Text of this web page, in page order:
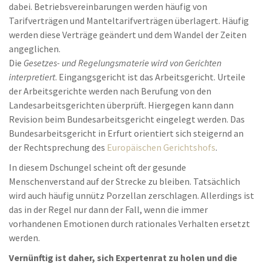
dabei. Betriebsvereinbarungen werden häufig von
Tarifverträgen und Manteltarifverträgen überlagert. Häufig
werden diese Verträge geändert und dem Wandel der Zeiten
angeglichen.
Die Gesetzes- und Regelungsmaterie wird von Gerichten
interpretiert. Eingangsgericht ist das Arbeitsgericht. Urteile
der Arbeitsgerichte werden nach Berufung von den
Landesarbeitsgerichten überprüft. Hiergegen kann dann
Revision beim Bundesarbeitsgericht eingelegt werden. Das
Bundesarbeitsgericht in Erfurt orientiert sich steigernd an
der Rechtsprechung des Europäischen Gerichtshofs.
In diesem Dschungel scheint oft der gesunde
Menschenverstand auf der Strecke zu bleiben. Tatsächlich
wird auch häufig unnütz Porzellan zerschlagen. Allerdings ist
das in der Regel nur dann der Fall, wenn die immer
vorhandenen Emotionen durch rationales Verhalten ersetzt
werden.
Vernünftig ist daher, sich Expertenrat zu holen und die